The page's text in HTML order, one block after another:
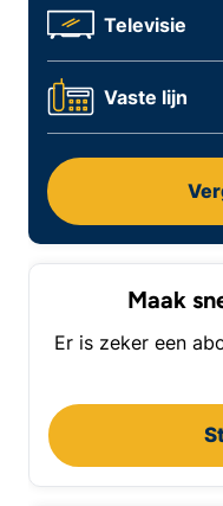
Televisie
Vaste lijn
Maak
Er is zeker een